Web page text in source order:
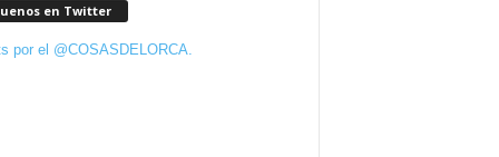
en Twitter
por el @COSASDELORCA.